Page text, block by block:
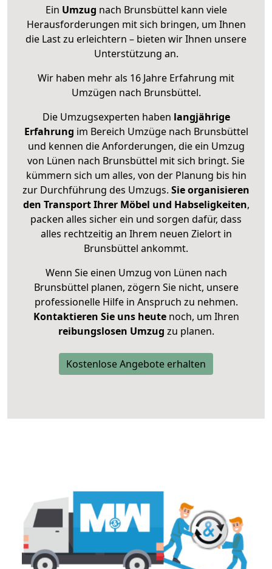
Ein Umzug nach Brunsbüttel kann viele
Herausforderungen mit sich bringen, um Ihnen
die Last zu erleichtern – bieten wir Ihnen unsere
Unterstützung an.
Wir haben mehr als 16 Jahre Erfahrung mit
Umzügen nach Brunsbüttel.
Die Umzugsexperten haben langjährige
Erfahrung im Bereich Umzüge nach Brunsbüttel
und kennen die Anforderungen, die ein Umzug
von Lünen nach Brunsbüttel mit sich bringt. Sie
kümmern sich um alles, von der Planung bis hin
zur Durchführung des Umzugs. Sie organisieren
den Transport Ihrer Möbel und Habseligkeiten,
packen alles sicher ein und sorgen dafür, dass
alles rechtzeitig an Ihrem neuen Zielort in
Brunsbüttel ankommt.
Wenn Sie einen Umzug von Lünen nach
Brunsbüttel planen, zögern Sie nicht, unsere
professionelle Hilfe in Anspruch zu nehmen.
Kontaktieren Sie uns heutenoch, um Ihren
reibungslosen Umzug zu planen.
Kostenlose Angebote erhalten